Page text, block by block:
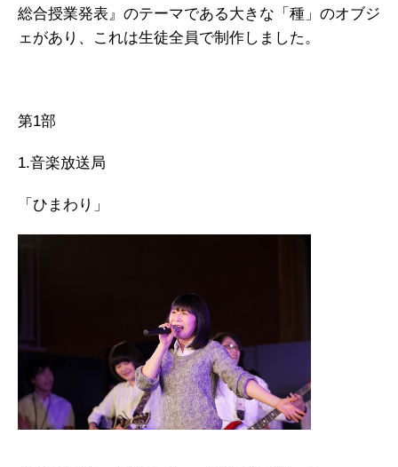
総合授業発表』のテーマである大きな「種」のオブジ
ェがあり、これは生徒全員で制作しました。
第1部
1.音楽放送局
「ひまわり」